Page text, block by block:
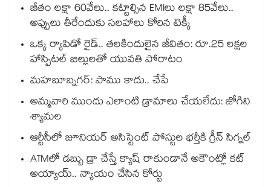
జీతం లక్షా 60వేలు.. కట్టాల్సిన EMIలు లక్షా 85వేలు..
అప్పులు తీరేందుకు సలహాలు కోరిన టెక్కీ
ఒక్క ర్యాపిడో రైడ్.. తలకిందులైన జీవితం: రూ.25 లక్షల
హాస్పిటల్ బిల్లులతో యువతి పోరాటం
మహబూబ్నగర్: పాము కాదు.. చేపే
అమ్మవారి ముందు ఎలాంటి డ్రామాలు చేయలేదు: జోగిని
శ్యామల
ఆర్టీసీలో జూనియర్ అసిస్టెంట్‌‌ పోస్టుల భర్తీకి గ్రీన్‌‌ సిగ్నల్
ATMలో డబ్బు డ్రా చేస్తే క్యాష్ రాకుండానే అకౌంట్లో కట్
అయ్యాయ్.. న్యాయం చేసిన కోర్టు